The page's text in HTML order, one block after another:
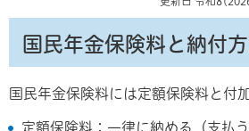
国民年金保険料と納付
国民年金保険料には定額保険料と付
定額保険料：一律に納める（支払